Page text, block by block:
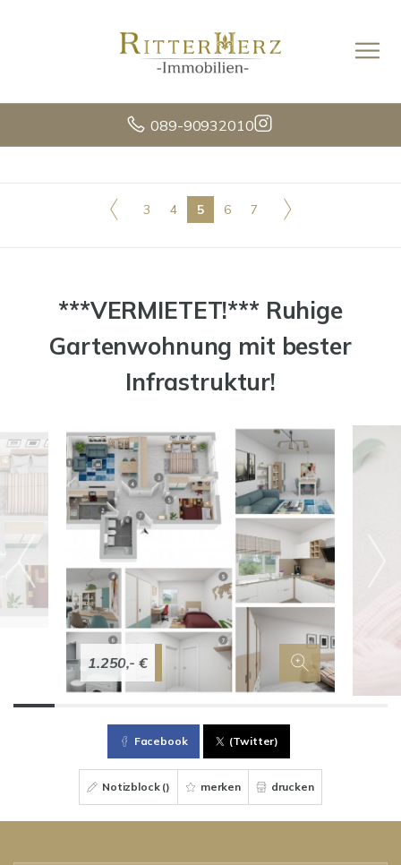
089-90932010
3 4 5 6 7
***VERMIETET!*** Ruhige
Gartenwohnung mit bester
Infrastruktur!
1.250,- €
Facebook (Twitter)
Notizblock () merken drucken